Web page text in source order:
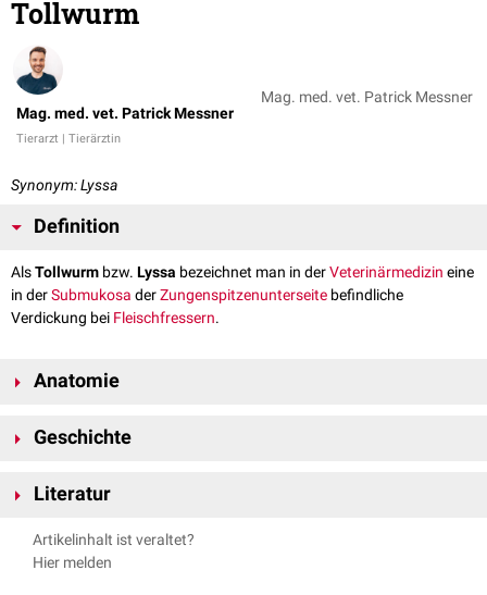
Tollwurm
Mag. med. vet. Patrick Messner
Tierarzt | Tierärztin
Mag. med. vet. Patrick Messner
Synonym: Lyssa
Definition
AlsTollwurm bzw. Lyssa bezeichnet man in derVeterinärmedizin eine
in derSubmukosa derZungenspitzenunterseite befindliche
Verdickung bei Fleischfressern.
Anatomie
chondroidenZellen und ist von einer Bindegewebshülle umgeben. Bei
Geschichte
wurde die anatomische Struktur fälschlicherweise mit dieser in
Literatur
Salomon, Franz-Viktor, Hans Geyer, and Uwe Gille, eds. Anatomie für
die Tiermedizin. Enke, 2008.
Artikelinhalt ist veraltet?
Hier melden